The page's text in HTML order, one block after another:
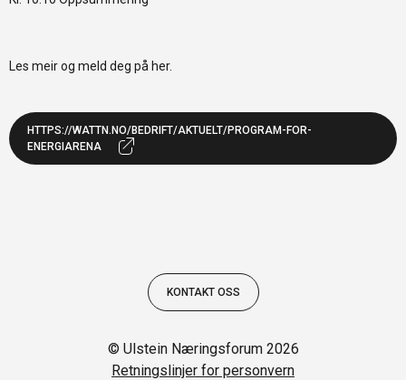
Les meir og meld deg på her.
HTTPS://WATTN.NO/BEDRIFT/AKTUELT/PROGRAM-FOR-
ENERGIARENA
KONTAKT OSS
© Ulstein Næringsforum 2026
Retningslinjer for personvern